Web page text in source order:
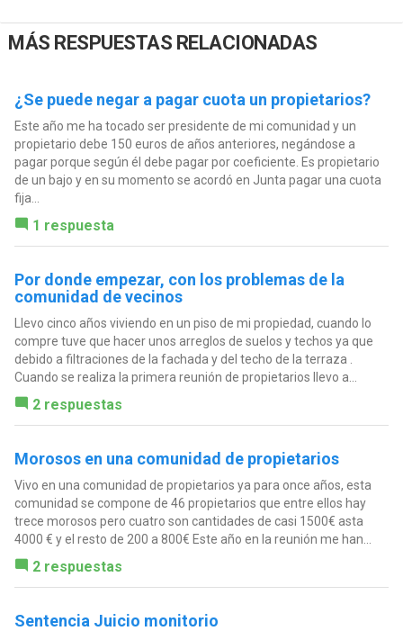
MÁS RESPUESTAS RELACIONADAS
¿Se puede negar a pagar cuota un propietarios?
Este año me ha tocado ser presidente de mi comunidad y un
propietario debe 150 euros de años anteriores, negándose a
pagar porque según él debe pagar por coeficiente. Es propietario
de un bajo y en su momento se acordó en Junta pagar una cuota
fija...
1 respuesta
Por donde empezar, con los problemas de la
comunidad de vecinos
Llevo cinco años viviendo en un piso de mi propiedad, cuando lo
compre tuve que hacer unos arreglos de suelos y techos ya que
debido a filtraciones de la fachada y del techo de la terraza .
Cuando se realiza la primera reunión de propietarios llevo a...
2 respuestas
Morosos en una comunidad de propietarios
Vivo en una comunidad de propietarios ya para once años, esta
comunidad se compone de 46 propietarios que entre ellos hay
trece morosos pero cuatro son cantidades de casi 1500€ asta
4000 € y el resto de 200 a 800€ Este año en la reunión me han...
2 respuestas
Sentencia Juicio monitorio